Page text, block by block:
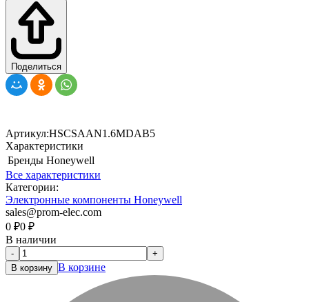
Поделиться
Артикул:HSCSAAN1.6MDAB5
Характеристики
Бренды Honeywell
Все характеристики
Категории:
Электронные компоненты Honeywell
sales@prom-elec.com
0 ₽0 ₽
В наличии
-
+
В корзину В корзине